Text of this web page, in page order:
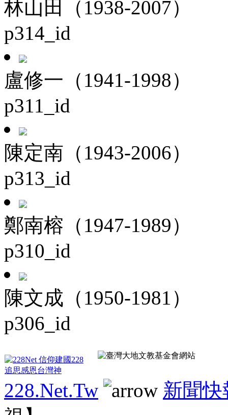
林山田（1938-2007）
p314_id
盧修一（1941-1998）
p311_id
陳定南（1943-2006）
p313_id
鄭南榕（1947-1989）
p310_id
陳文成（1950-1981）
p306_id
228.Net.Tw
新聞快